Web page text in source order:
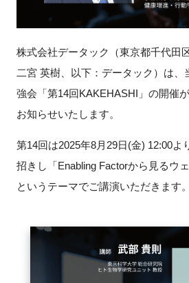
特別会員
イベントお知らせメール登録
株式会社データック（東京都千代田
二宮 英樹、以下：データック）は、
強会「第14回KAKEHASHI」の開催
お知らせいたします。
第14回は2025年8月29日(金) 12:00よ
招きし「Enabling Factorから見るウ
というテーマでご講演いただきます。